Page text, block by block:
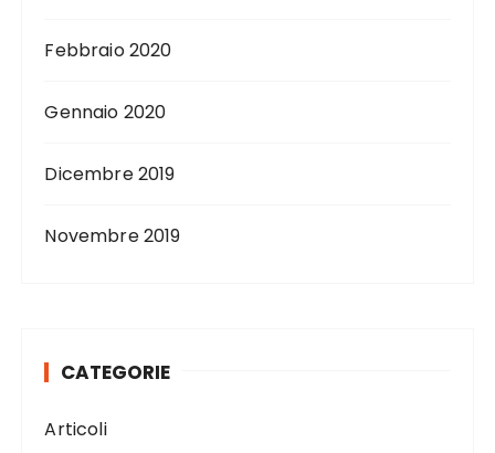
Febbraio 2020
Gennaio 2020
Dicembre 2019
Novembre 2019
CATEGORIE
Articoli